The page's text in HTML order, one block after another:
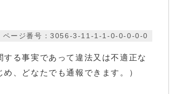
ページ番号：3056-3-11-1-1-0-0-0-0-0
る事実であって違法又は不適正な
、どなたでも通報できます。）